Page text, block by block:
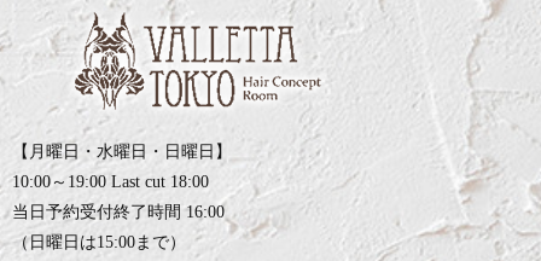
【月曜日・水曜日・日曜日】
10:00～19:00 Last cut 18:00
当日予約受付終了時間 16:00
（日曜日は15:00まで）